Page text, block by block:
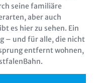
seine familiäre
aber auch
es hier zu sehen. Ein
– und für alle, die nicht
entfernt wohnen,